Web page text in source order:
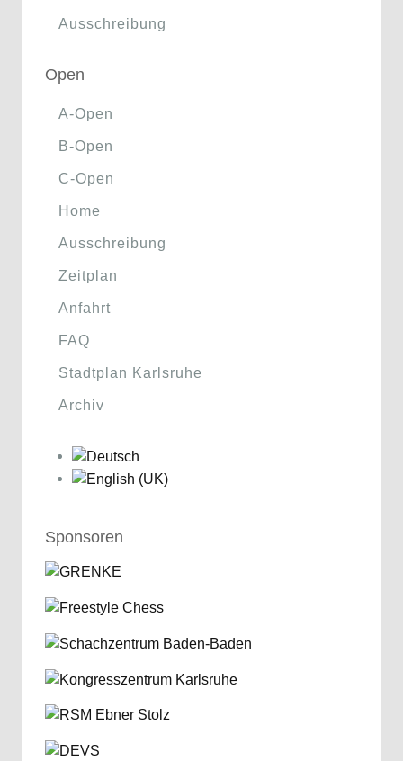
Ausschreibung
Open
A-Open
B-Open
C-Open
Home
Ausschreibung
Zeitplan
Anfahrt
FAQ
Stadtplan Karlsruhe
Archiv
Sponsoren